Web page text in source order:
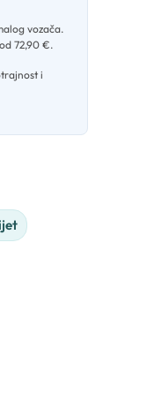
vozača.
72,90 €.
i